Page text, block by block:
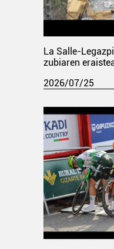
La Salle-
zubiaren
2026/07/25